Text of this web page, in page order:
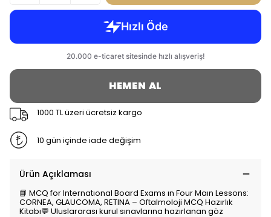
HEMEN AL
1000 TL üzeri ücretsiz kargo
10 gün içinde iade değişim
Ürün Açıklaması
📘 MCQ for Internatıonal Board Exams ın Four Maın Lessons:
CORNEA, GLAUCOMA, RETINA – Oftalmoloji MCQ Hazırlık
Kitabı💬 Uluslararası kurul sınavlarına hazırlanan göz